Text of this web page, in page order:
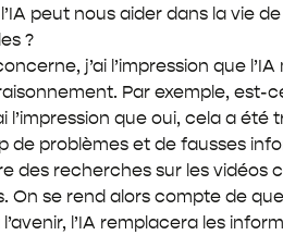
peut nous aider dans la vie
?
j’ai l’impression que
Par exemple, est-
l’impression que oui, cela a
de problèmes et de fausses
des recherches sur les vidéos
On se rend alors compte de
l’avenir, l’IA remplacera les